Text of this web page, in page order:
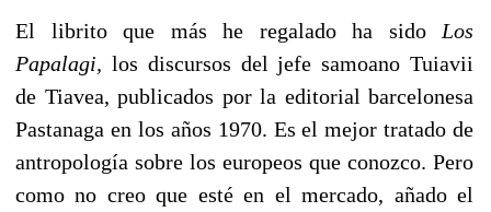
El librito que más he regalado ha sidoLos
Papalagi, los discursos del jefe samoano Tuiavii
de Tiavea, publicados por la editorial barcelonesa
Pastanaga en los años 1970. Es el mejor tratado de
antropología sobre los europeos que conozco. Pero
como no creo que esté en el mercado, añado el